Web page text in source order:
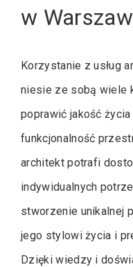
w
Korzystanie z usług
niesie ze sobą wiele
poprawić jakość
funkcjonalność
architekt potrafi
indywidualnych
stworzenie unikalnej
jego stylowi życia i
Dzięki wiedzy i